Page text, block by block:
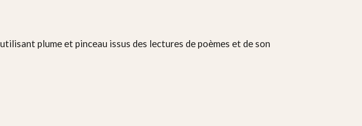
plume et pinceau issus des lectures de poèmes et de son